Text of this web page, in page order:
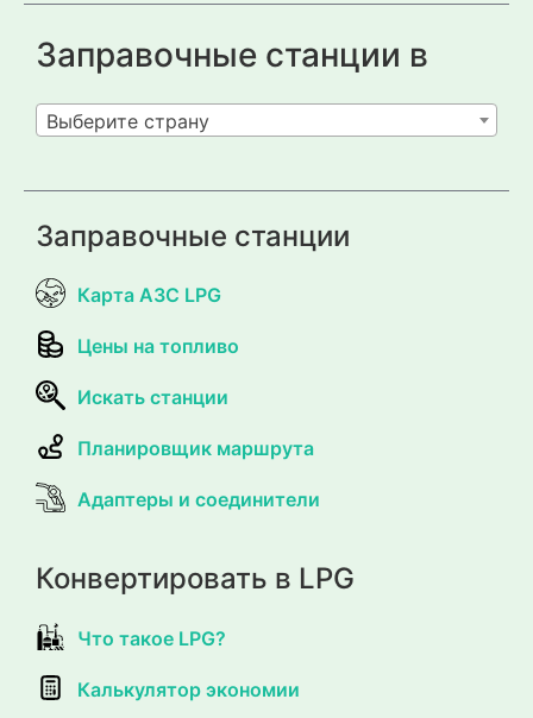
Заправочные станции в
Выберите страну
Заправочные станции
Карта АЗС LPG
Цены на топливо
Искать станции
Планировщик маршрута
Адаптеры и соединители
Конвертировать в LPG
Что такое LPG?
Калькулятор экономии